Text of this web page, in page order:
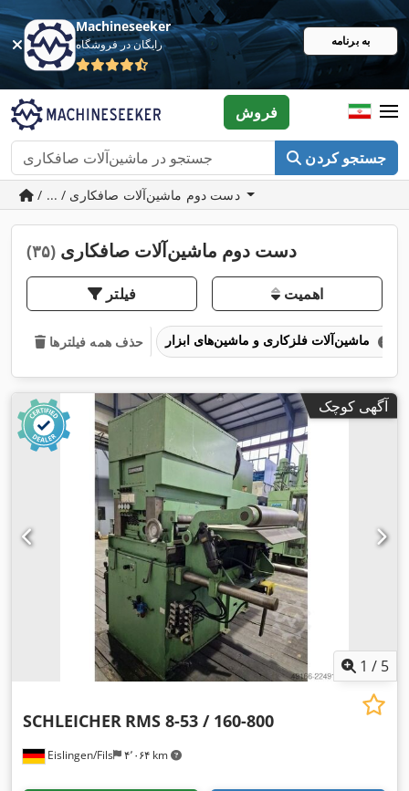
Machineseeker
رایگان در فروشگاه به برنامه
جستجو کردن
فروش
/ ... / دست دوم ماشین‌آلات صافکاری
دست دوم ماشین‌آلات صافکاری (۳۵)
فیلتر اهمیت
حذف همه فیلترها
آگهی کوچک
1 / 5
Eislingen/Fils ۴٬۰۶۴ km
SCHLEICHER RMS 8-53 / 160-800